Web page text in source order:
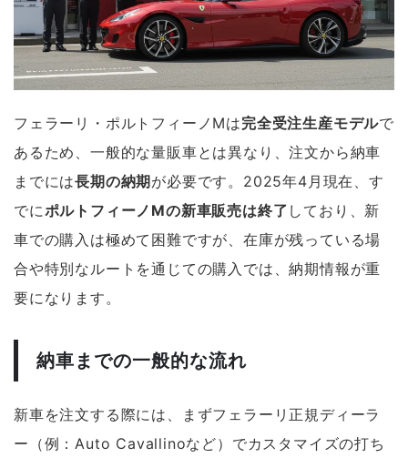
フェラーリ・ポルトフィーノMは完全受注生産モデルで
あるため、一般的な量販車とは異なり、注文から納車
までには長期の納期が必要です。2025年4月現在、す
でにポルトフィーノMの新車販売は終了 しており、新
車での購入は極めて困難ですが、在庫が残っている場
合や特別なルートを通じての購入では、納期情報が重
要になります。
納車までの一般的な流れ
新車を注文する際には、まずフェラーリ正規ディーラ
ー（例：Auto Cavallinoなど）でカスタマイズの打ち